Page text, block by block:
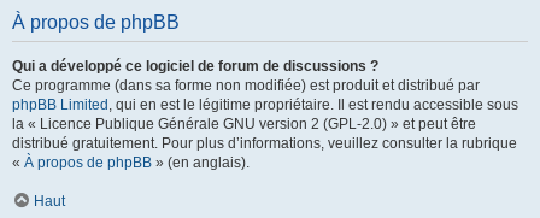
À propos de phpBB
Qui a développé ce logiciel de forum de discussions ?
Ce programme (dans sa forme non modifiée) est produit et distribué par
phpBB Limited , qui en est le légitime propriétaire. Il est rendu accessible sous
la « Licence Publique Générale GNU version 2 (GPL-2.0) » et peut être
distribué gratuitement. Pour plus d’informations, veuillez consulter la rubrique
« À propos de phpBB » (en anglais).
Haut